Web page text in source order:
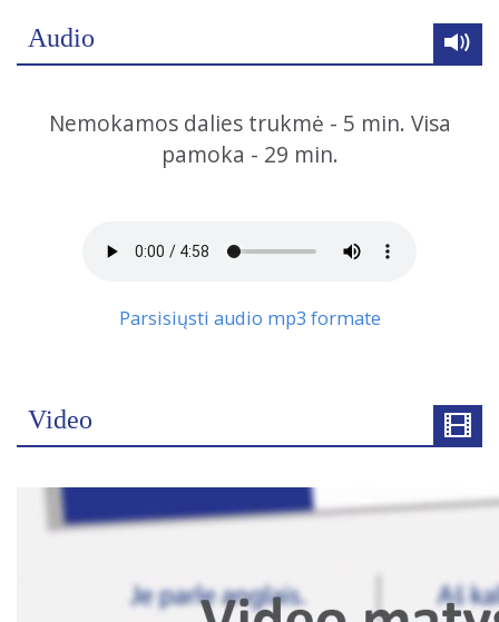
Audio
Nemokamos dalies trukmė - 5 min. Visa
pamoka - 29 min.
Parsisiųsti audio mp3 formate
Video